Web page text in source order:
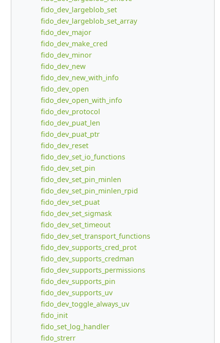
fido_dev_largeblob_set
fido_dev_largeblob_set_array
fido_dev_major
fido_dev_make_cred
fido_dev_minor
fido_dev_new
fido_dev_new_with_info
fido_dev_open
fido_dev_open_with_info
fido_dev_protocol
fido_dev_puat_len
fido_dev_puat_ptr
fido_dev_reset
fido_dev_set_io_functions
fido_dev_set_pin
fido_dev_set_pin_minlen
fido_dev_set_pin_minlen_rpid
fido_dev_set_puat
fido_dev_set_sigmask
fido_dev_set_timeout
fido_dev_set_transport_functions
fido_dev_supports_cred_prot
fido_dev_supports_credman
fido_dev_supports_permissions
fido_dev_supports_pin
fido_dev_supports_uv
fido_dev_toggle_always_uv
fido_init
fido_set_log_handler
fido_strerr